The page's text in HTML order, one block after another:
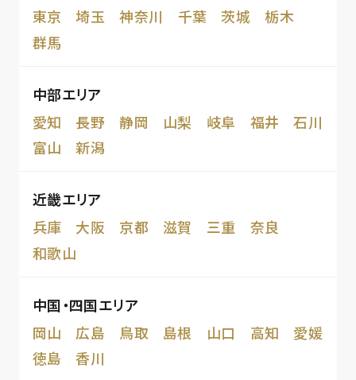
東京
埼玉 神奈川 千葉 茨城
栃木
群馬
中部エリア
愛知
長野 静岡 山梨 岐阜 福井
石川
富山
新潟
近畿エリア
兵庫
大阪 京都 滋賀 三重
奈良
和歌山
中国・四国エリア
岡山
広島 鳥取 島根 山口 高知
愛媛
徳島
香川